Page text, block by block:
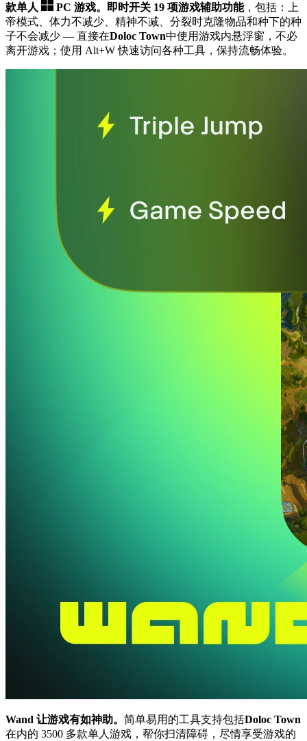
款单人
PC 游戏。 即时开关 19 项游戏辅助功能，包括：上
帝模式、体力不减少、精神不减、分裂时克隆物品和种下的种
子不会减少 — 直接在Doloc Town中使用游戏内悬浮窗，不必
离开游戏；使用 Alt+W 快速访问各种工具，保持流畅体验。
Wand 让游戏有如神助。 简单易用的工具支持包括Doloc Town
在内的 3500 多款单人游戏，帮你扫清障碍，尽情享受游戏的